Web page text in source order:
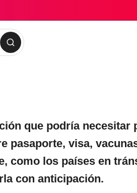
que podría necesitar
pasaporte, visa,
como los países en
con anticipación.